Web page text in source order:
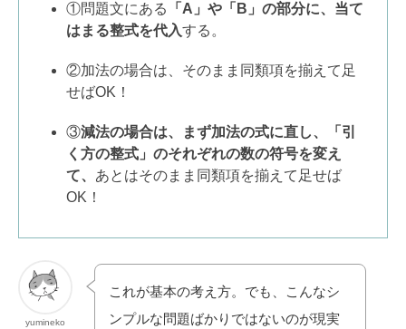
①問題文にある
「A」や「B」の部分に、当て
はまる整式を代入する。
②加法の場合は、そのまま同類項を揃えて足
せばOK！
③減法の場合は、まず加法の式に直し、「引
く方の整式」のそれぞれの数の符号を変え
て、 あとはそのまま同類項を揃えて足せば
OK！
yumineko
これが基本の考え方。でも、こんなシ
ンプルな問題ばかりではないのが現実